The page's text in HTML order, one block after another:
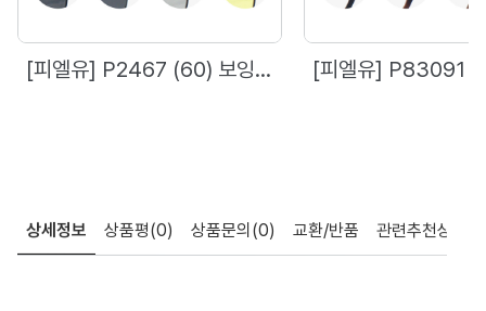
[피엘유] P2467 (60) 보잉 선글라스, 편광 변색렌즈, 4Color [피엘유] P83091 (54) 케츠아이 안경, 4Color
상세정보 상품평(0) 상품문의 (0) 교환/반품 관련추천상품